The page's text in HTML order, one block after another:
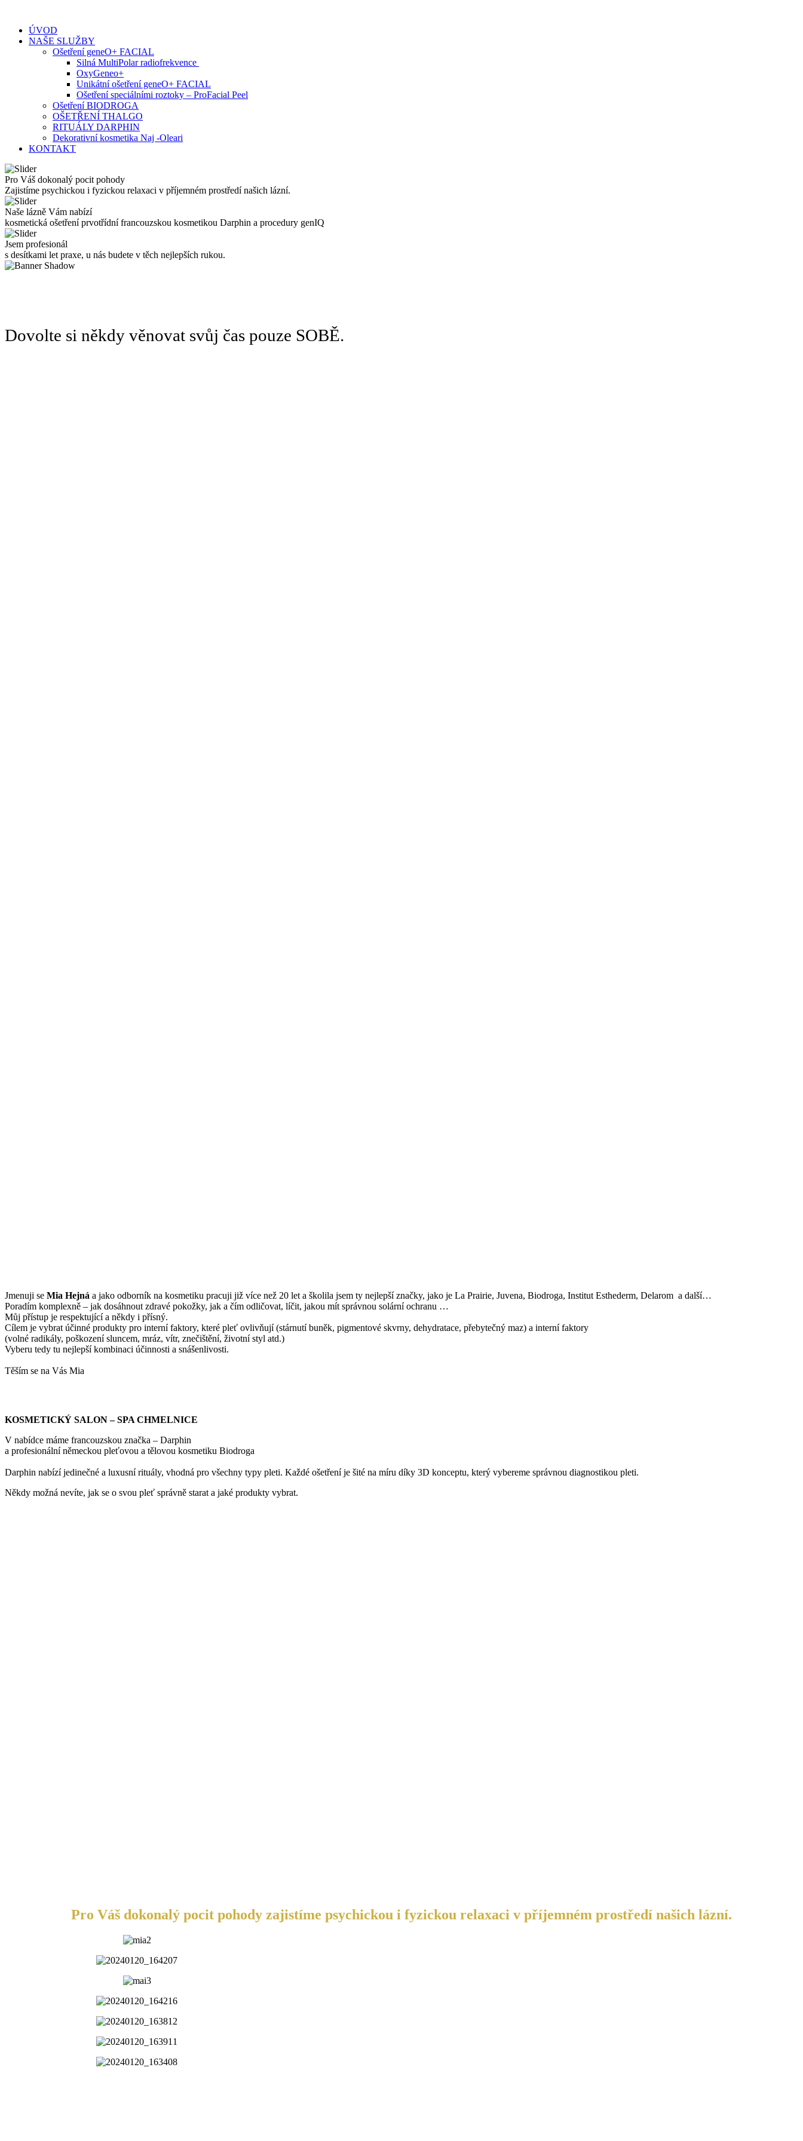
contentÚVOD
NAŠE SLUŽBY
Ošetření geneO+ FACIAL
Silná MultiPolar radiofrekvence
OxyGeneo+
Unikátní ošetření geneO+ FACIAL
Ošetření speciálními roztoky – ProFacial Peel
Ošetření BIODROGA
OŠETŘENÍ THALGO
RITUÁLY DARPHIN
Dekorativní kosmetika Naj -Oleari
KONTAKT
Pro Váš dokonalý pocit pohody
Zajistíme psychickou i fyzickou relaxaci v příjemném prostředí našich lázní.
Naše lázně Vám nabízí
kosmetická ošetření prvotřídní francouzskou kosmetikou Darphin a procedury genIQ
Jsem profesionál
s desítkami let praxe, u nás budete v těch nejlepších rukou.
Dovolte si někdy věnovat svůj čas pouze SOBĚ.
Jmenuji se Mia Hejná a jako odborník na kosmetiku pracuji již více než 20 let a školila jsem ty nejlepší značky, jako je La Prairie, Juvena, Biodroga, Institut Esthederm, Delarom a další…
Poradím komplexně – jak dosáhnout zdravé pokožky, jak a čím odličovat, líčit, jakou mít správnou solární ochranu …
Můj přístup je respektující a někdy i přísný.
Cílem je vybrat účinné produkty pro interní faktory, které pleť ovlivňují (stárnutí buněk, pigmentové skvrny, dehydratace, přebytečný maz) a interní faktory
(volné radikály, poškození sluncem, mráz, vítr, znečištění, životní styl atd.)
Vyberu tedy tu nejlepší kombinaci účinnosti a snášenlivosti.
Těším se na Vás Mia
KOSMETICKÝ SALON – SPA CHMELNICE
V nabídce máme francouzskou značka – Darphin
a profesionální německou pleťovou a tělovou kosmetiku Biodroga
Darphin nabízí jedinečné a luxusní rituály, vhodná pro všechny typy pleti. Každé ošetření je šité na míru díky 3D konceptu, který vybereme správnou diagnostikou pleti.
Někdy možná nevíte, jak se o svou pleť správně starat a jaké produkty vybrat.
Pro Váš dokonalý pocit pohody zajistíme psychickou i fyzickou relaxaci v příjemném prostředí našich lázní.